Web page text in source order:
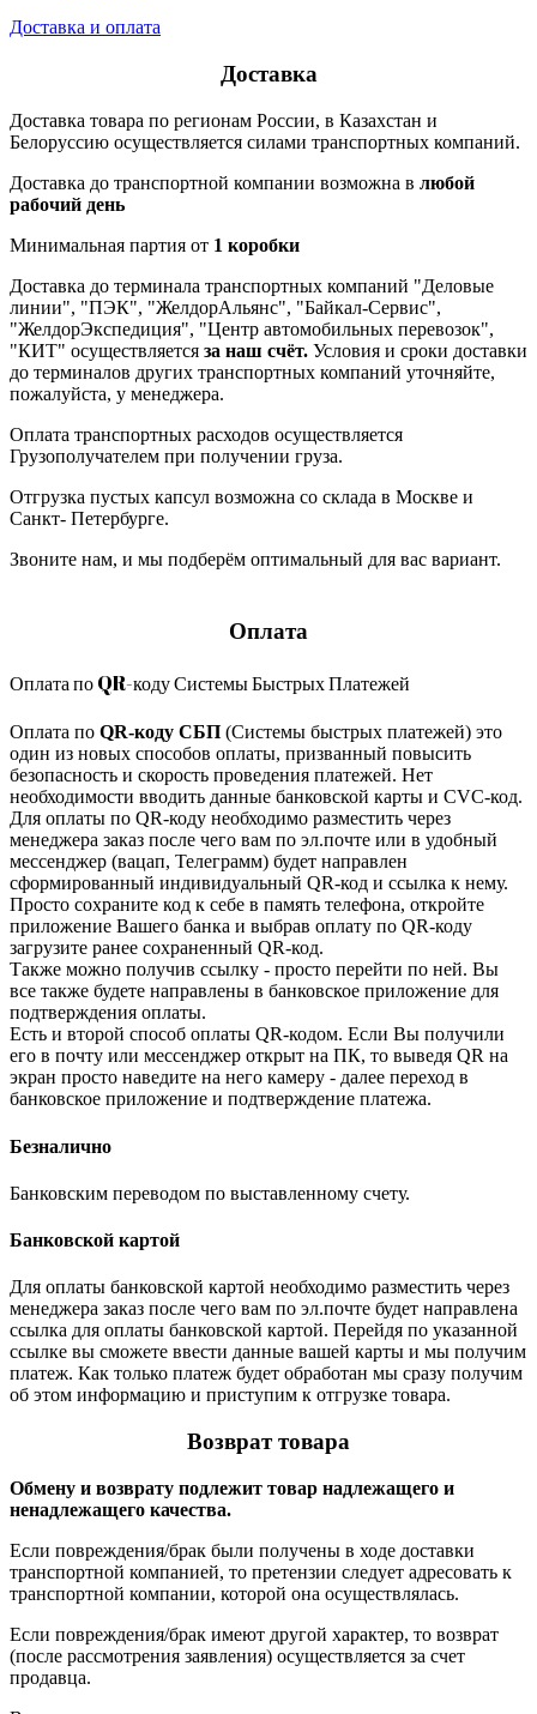
Доставка и оплата
Доставка
Доставка товара по регионам России, в Казахстан и
Белоруссию осуществляется силами транспортных компаний.
Доставка до транспортной компании возможна в любой
рабочий день
Минимальная партия от 1 коробки
Доставка до терминала транспортных компаний "Деловые
линии", "ПЭК", "ЖелдорАльянс", "Байкал-Сервис",
"ЖелдорЭкспедиция", "Центр автомобильных перевозок",
"КИТ" осуществляется за наш счёт. Условия и сроки доставки
до терминалов других транспортных компаний уточняйте,
пожалуйста, у менеджера.
Оплата транспортных расходов осуществляется
Грузополучателем при получении груза.
Отгрузка пустых капсул возможна со склада в Москве и
Санкт- Петербурге.
Звоните нам, и мы подберём оптимальный для вас вариант.
Оплата
Оплата по QR-коду Системы Быстрых Платежей
Оплата по QR-коду СБП (Системы быстрых платежей) это
один из новых способов оплаты, призванный повысить
безопасность и скорость проведения платежей. Нет
необходимости вводить данные банковской карты и CVC-код.
Для оплаты по QR-коду необходимо разместить через
менеджера заказ после чего вам по эл.почте или в удобный
мессенджер (вацап, Телеграмм) будет направлен
сформированный индивидуальный QR-код и ссылка к нему.
Просто сохраните код к себе в память телефона, откройте
приложение Вашего банка и выбрав оплату по QR-коду
загрузите ранее сохраненный QR-код.
Также можно получив ссылку - просто перейти по ней. Вы
все также будете направлены в банковское приложение для
подтверждения оплаты.
Есть и второй способ оплаты QR-кодом. Если Вы получили
его в почту или мессенджер открыт на ПК, то выведя QR на
экран просто наведите на него камеру - далее переход в
банковское приложение и подтверждение платежа.
Безналично
Банковским переводом по выставленному счету.
Банковской картой
Для оплаты банковской картой необходимо разместить через
менеджера заказ после чего вам по эл.почте будет направлена
ссылка для оплаты банковской картой. Перейдя по указанной
ссылке вы сможете ввести данные вашей карты и мы получим
платеж. Как только платеж будет обработан мы сразу получим
об этом информацию и приступим к отгрузке товара.
Возврат товара
Обмену и возврату подлежит товар надлежащего и
ненадлежащего качества.
Если повреждения/брак были получены в ходе доставки
транспортной компанией, то претензии следует адресовать к
транспортной компании, которой она осуществлялась.
Если повреждения/брак имеют другой характер, то возврат
(после рассмотрения заявления) осуществляется за счет
продавца.